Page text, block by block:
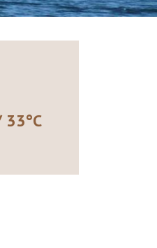
33°C